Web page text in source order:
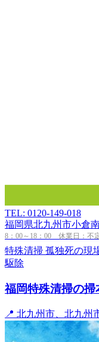
TEL: 0120-149-018
福岡県北九州市小倉
8：00～18：00 休業日：不
特殊清掃 孤独死の現
駆除
福岡特殊清掃の掃
📍 北九州市、北九州